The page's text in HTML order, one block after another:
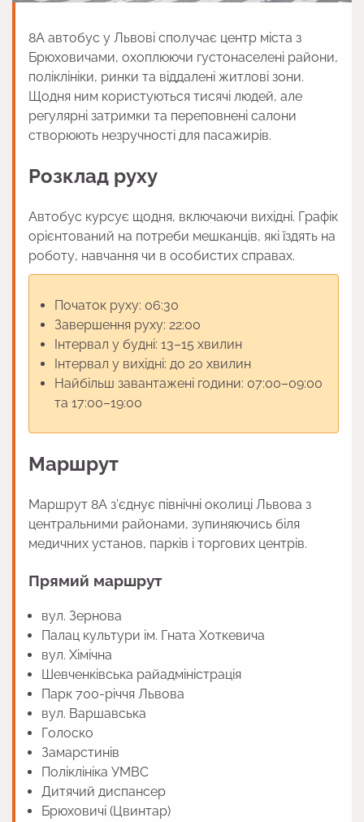
8А автобус у Львові сполучає центр міста з
Брюховичами, охоплюючи густонаселені райони,
поліклініки, ринки та віддалені житлові зони.
Щодня ним користуються тисячі людей, але
регулярні затримки та переповнені салони
створюють незручності для пасажирів.
Розклад руху
Автобус курсує щодня, включаючи вихідні. Графік
орієнтований на потреби мешканців, які їздять на
роботу, навчання чи в особистих справах.
Початок руху: 06:30
Завершення руху: 22:00
Інтервал у будні: 13–15 хвилин
Інтервал у вихідні: до 20 хвилин
Найбільш завантажені години: 07:00–09:00
та 17:00–19:00
Маршрут
Маршрут 8А з’єднує північні околиці Львова з
центральними районами, зупиняючись біля
медичних установ, парків і торгових центрів.
Прямий маршрут
вул. Зернова
Палац культури ім. Гната Хоткевича
вул. Хімічна
Шевченківська райадміністрація
Парк 700-річчя Львова
вул. Варшавська
Голоско
Замарстинів
Поліклініка УМВС
Дитячий диспансер
Брюховичі (Цвинтар)